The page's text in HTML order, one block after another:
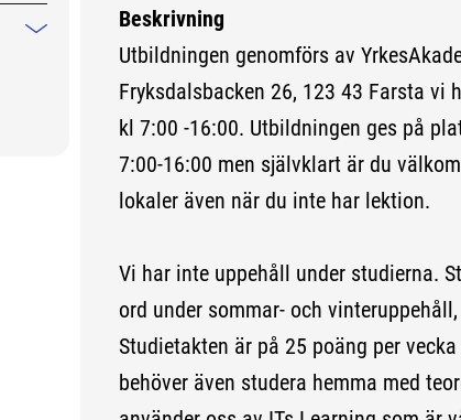
Mindre information
Beskrivning
Utbildningen genomförs av
Fryksdalsbacken 26, 123 43 Farsta vi
kl 7:00 -16:00. Utbildningen ges på
7:00-16:00 men självklart är du
lokaler även när du inte har lektion.
Vi har inte uppehåll under studierna.
ord under sommar- och
Studietakten är på 25 poäng per
behöver även studera hemma med